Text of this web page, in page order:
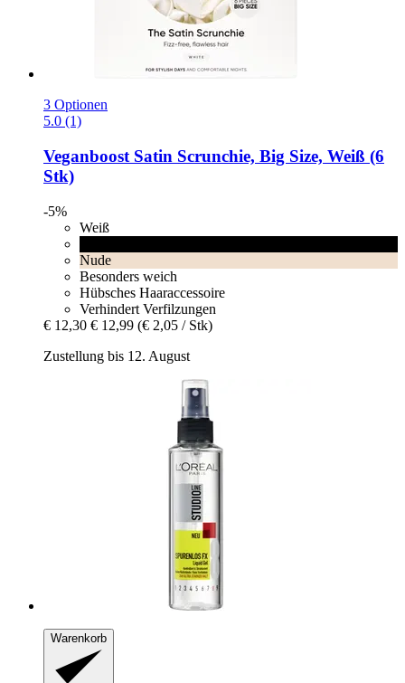
3 Optionen
5.0 (1)
Veganboost Satin Scrunchie, Big Size, Weiß (6
Stk)
-5%
Weiß
Nude
Besonders weich
Hübsches Haaraccessoire
Verhindert Verfilzungen
€ 12,30 € 12,99 (€ 2,05 / Stk)
Zustellung bis 12. August
Warenkorb